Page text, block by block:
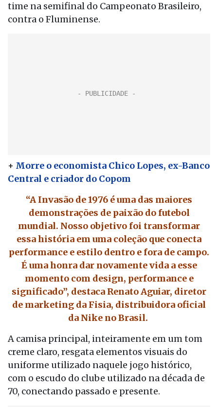
time na semifinal do Campeonato Brasileiro,
contra o Fluminense.
+ Morre o economista Chico Lopes, ex-Banco
Central e criador do Copom
“A Invasão de 1976 é uma das maiores
demonstrações de paixão do futebol
mundial. Nosso objetivo foi transformar
essa história em uma coleção que conecta
performance e estilo dentro e fora de campo.
É uma honra dar novamente vida a esse
momento com design, performance e
significado”, destaca Renato Aguiar, diretor
de marketing da Fisia, distribuidora oficial
da Nike no Brasil.
A camisa principal, inteiramente em um tom
creme claro, resgata elementos visuais do
uniforme utilizado naquele jogo histórico,
com o escudo do clube utilizado na década de
70, conectando passado e presente.